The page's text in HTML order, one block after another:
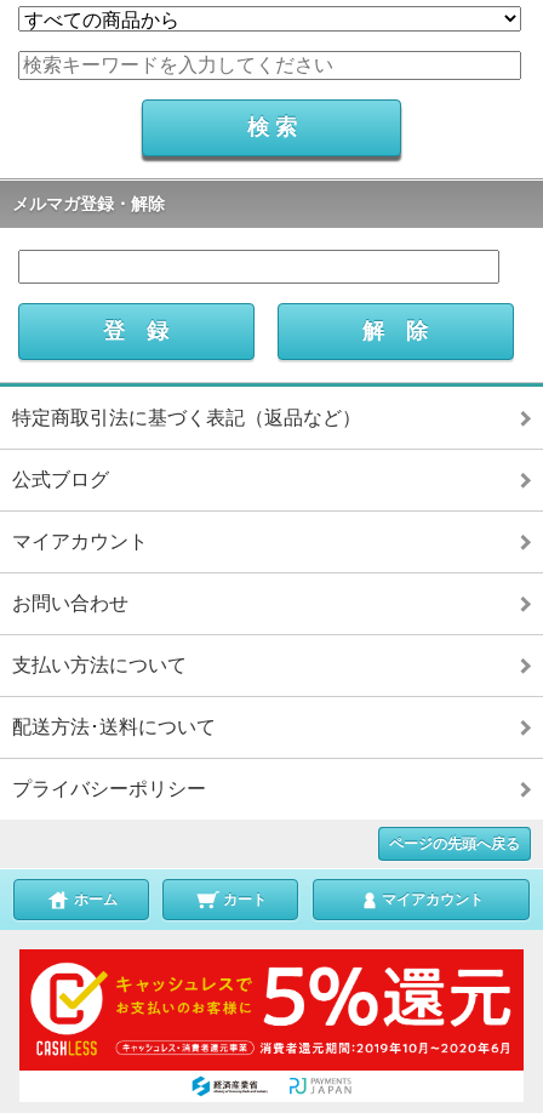
メルマガ登録・解除
特定商取引法に基づく表記（返品など）
公式ブログ
マイアカウント
お問い合わせ
支払い方法について
配送方法･送料について
プライバシーポリシー
ページの先頭へ戻る
ホーム カート マイアカウント